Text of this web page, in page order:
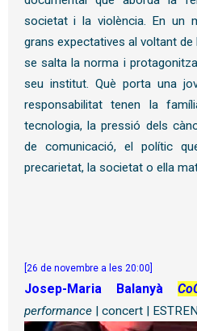
societat i la violència. En un
grans expectatives al voltant
se salta la norma i
seu institut. Què porta una
responsabilitat tenen la
tecnologia, la pressió dels
de comunicació, el polític
precarietat, la societat o ella
[26 de novembre a les 20:00]
Josep-Maria Balanyà
performance| concert |